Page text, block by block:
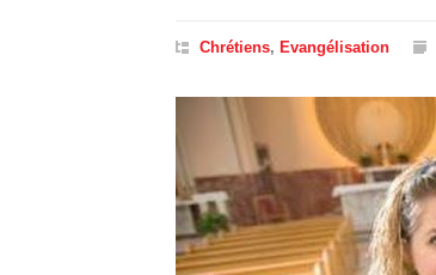
Chrétiens, Evangélisation